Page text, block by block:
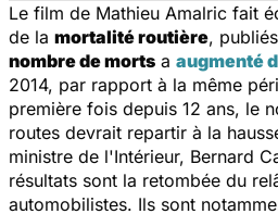
Le film de Mathieu Amalric fait
de la mortalité routière,
nombre de morts a augmenté
2014, par rapport à la même
première fois depuis 12 ans, le
routes devrait repartir à la
ministre de l'Intérieur, Bernard
résultats sont la retombée du
automobilistes. Ils sont